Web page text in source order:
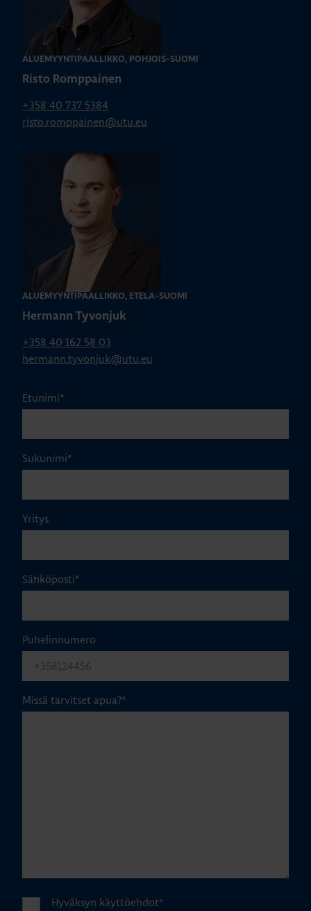
ALUEMYYNTIPÄÄLLIKKÖ, POHJOIS-SUOMI
Risto Romppainen
+358 40 737 5384
risto.romppainen@utu.eu
ALUEMYYNTIPÄÄLLIKKÖ, ETELÄ-SUOMI
Hermann Tyvonjuk
+358 40 162 58 03
hermann.tyvonjuk@utu.eu
Etunimi*
Sukunimi*
Yritys
Sähköposti*
Puhelinnumero
Missä tarvitset apua?*
Hyväksyn käyttöehdot*